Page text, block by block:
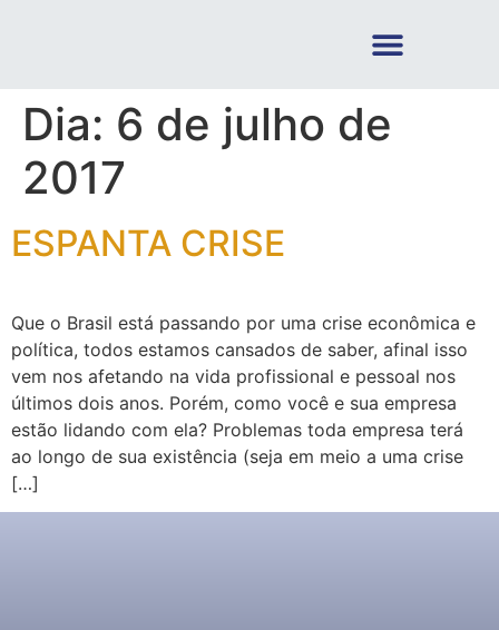
Dia: 6 de julho de
2017
ESPANTA CRISE
Que o Brasil está passando por uma crise econômica e
política, todos estamos cansados de saber, afinal isso
vem nos afetando na vida profissional e pessoal nos
últimos dois anos. Porém, como você e sua empresa
estão lidando com ela? Problemas toda empresa terá
ao longo de sua existência (seja em meio a uma crise
[…]